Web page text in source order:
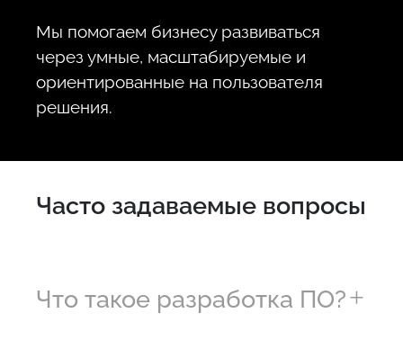
Мы помогаем бизнесу развиваться
через умные, масштабируемые и
ориентированные на пользователя
решения.
Часто задаваемые вопросы
Что такое разработка ПО?